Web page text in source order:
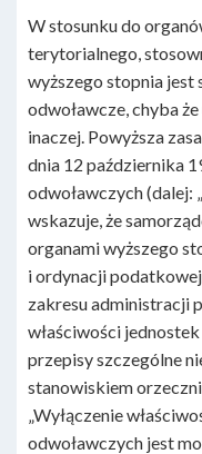
W stosunku do
terytorialnego,
wyższego stopnia jest
odwoławcze, chyba
inaczej. Powyższa
dnia 12 października
odwoławczych (dalej:
wskazuje, że
organami wyższego
i ordynacji
zakresu administracji
właściwości
przepisy szczególne
stanowiskiem
„Wyłączenie
odwoławczych jest